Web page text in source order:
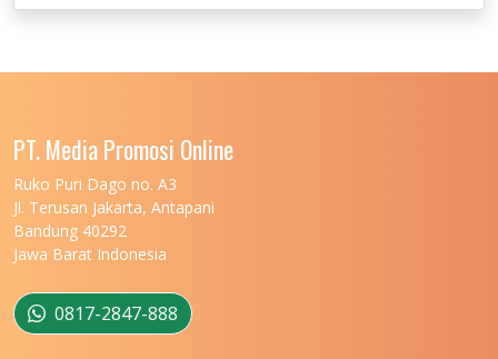
PT. Media Promosi Online
Ruko Puri Dago no. A3
Jl. Terusan Jakarta, Antapani
Bandung 40292
Jawa Barat Indonesia
0817-2847-888